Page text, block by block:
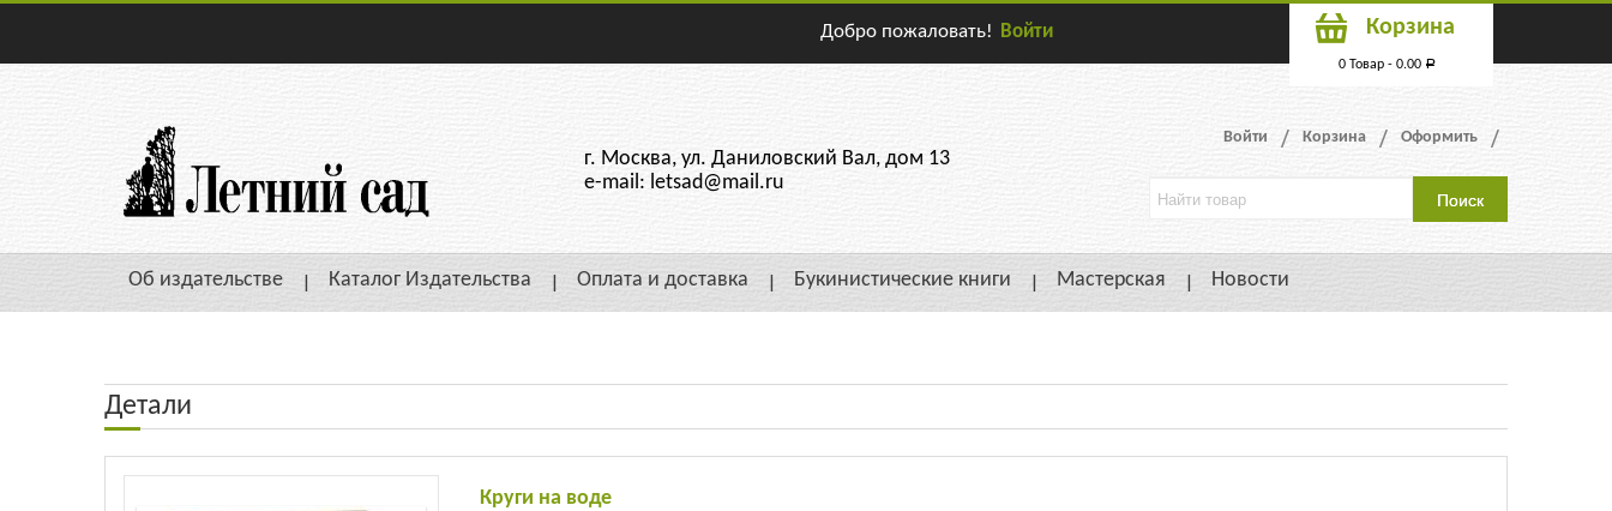
Добро пожаловать! Войти Корзина
0 Товар - 0.00 Р
г. Москва, ул. Даниловский Вал, дом 13
e-mail: letsad@mail.ru
Войти Корзина Оформить
Об издательстве Каталог Издательства Оплата и доставка Букинистические книги Мастерская Новости
Детали
Круги на воде